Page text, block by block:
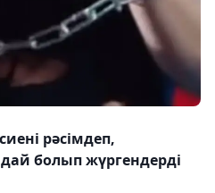
рәсімдеп,
болып жүргендерді